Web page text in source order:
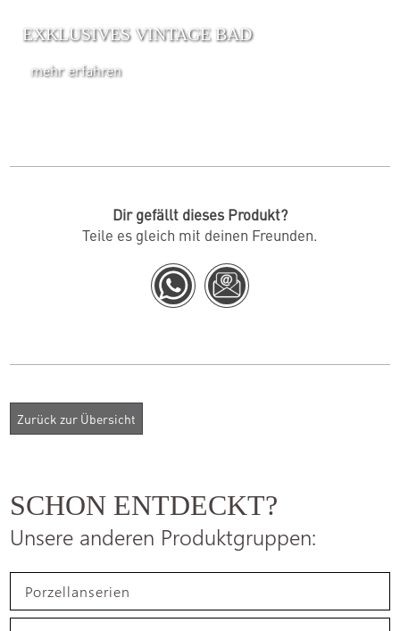
EXKLUSIVES VINTAGE BAD
mehr erfahren
Dir gefällt dieses Produkt?
Teile es gleich mit deinen Freunden.
SCHON ENTDECKT?
Unsere anderen Produktgruppen:
Porzellanserien